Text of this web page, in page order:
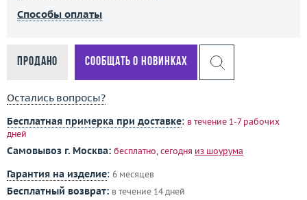
Способы оплаты
Продано Сообщать о новинках
Остались вопросы?
Бесплатная примерка при доставке: в течение 1-7 рабочих
дней
Самовывоз г. Москва: бесплатно, сегодня из шоурума
Гарантия на изделие: 6 месяцев
Бесплатный возврат: в течение 14 дней